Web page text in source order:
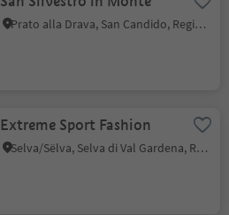
Prato alla Drava, San Candido, Regione dolomitica 3 Cime
Extreme Sport Fashion
Selva/Sëlva, Selva di Val Gardena, Regione dolomitica Val Gardena